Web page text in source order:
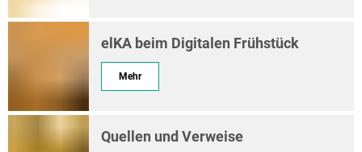
elKA beim Digitalen Frühstück
Mehr
Quellen und Verweise